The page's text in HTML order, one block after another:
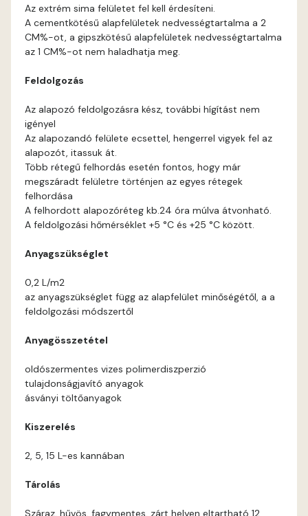
Cognac B
Coral B
Coral C
Corn B
Corn C
Az extrém sima felületet fel kell érdesíteni.
A cementkötésű alapfelületek nedvességtartalma a 2
CM%-ot, a gipszkötésű alapfelületek nedvességtartalma
az 1 CM%-ot nem haladhatja meg.
Feldolgozás
Az alapozó feldolgozásra kész, további hígítást nem
igényel
Az alapozandó felülete ecsettel, hengerrel vigyek fel az
alapozót, itassuk át.
Több rétegű felhordás esetén fontos, hogy már
megszáradt felületre történjen az egyes rétegek
felhordása
A felhordott alapozóréteg kb.24 óra múlva átvonható.
A feldolgozási hőmérséklet +5 °C és +25 °C között.
Anyagszükséglet
0,2 L/m2
az anyagszükséglet függ az alapfelület minőségétől, a a
feldolgozási módszertől
Anyagösszetétel
oldószermentes vizes polimerdiszperzió
tulajdonságjavító anyagok
ásványi töltőanyagok
Kiszerelés
2, 5, 15 L-es kannában
Tárolás
Száraz, hűvös, fagymentes, zárt helyen eltartható 12